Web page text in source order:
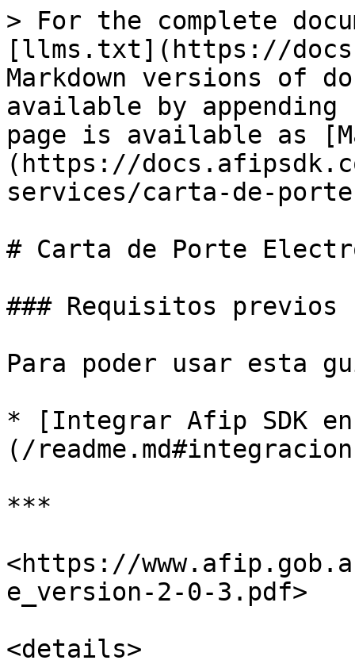
> For the complete
[llms.txt](https://
Markdown versions of
available by
page is available as
(https://
services/carta-de-
# Carta de Porte
### Requisitos previos
Para poder usar esta
* [Integrar Afip SDK
(/
***
<https://
e_version-2-0-3.pdf>
<details>